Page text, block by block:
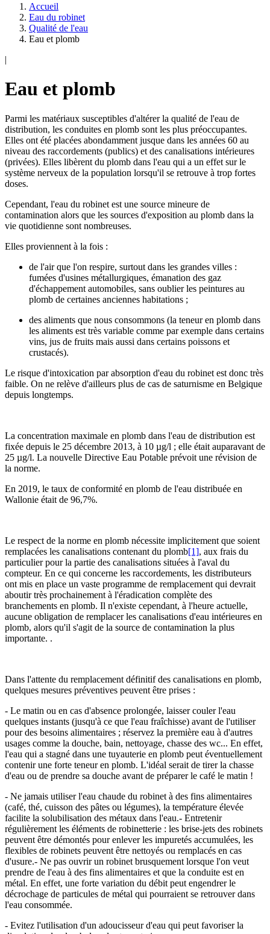
Accueil
Eau du robinet
Qualité de l'eau
Eau et plomb
|
Eau et plomb
Parmi les matériaux susceptibles d'altérer la qualité de l'eau de
distribution, les conduites en plomb sont les plus préoccupantes.
Elles ont été placées abondamment jusque dans les années 60 au
niveau des raccordements (publics) et des canalisations intérieures
(privées). Elles libèrent du plomb dans l'eau qui a un effet sur le
système nerveux de la population lorsqu'il se retrouve à trop fortes
doses.
Cependant, l'eau du robinet est une source mineure de
contamination alors que les sources d'exposition au plomb dans la
vie quotidienne sont nombreuses.
Elles proviennent à la fois :
de l'air que l'on respire, surtout dans les grandes villes :
fumées d'usines métallurgiques, émanation des gaz
d'échappement automobiles, sans oublier les peintures au
plomb de certaines anciennes habitations ;
des aliments que nous consommons (la teneur en plomb dans
les aliments est très variable comme par exemple dans certains
vins, jus de fruits mais aussi dans certains poissons et
crustacés).
Le risque d'intoxication par absorption d'eau du robinet est donc très
faible. On ne relève d'ailleurs plus de cas de saturnisme en Belgique
depuis longtemps.
La concentration maximale en plomb dans l'eau de distribution est
fixée depuis le 25 décembre 2013, à 10 µg/l ; elle était auparavant de
25 µg/l. La nouvelle Directive Eau Potable prévoit une révision de
la norme.
En 2019, le taux de conformité en plomb de l'eau distribuée en
Wallonie était de 96,7%.
Le respect de la norme en plomb nécessite implicitement que soient
remplacées les canalisations contenant du plomb[1], aux frais du
particulier pour la partie des canalisations situées à l'aval du
compteur. En ce qui concerne les raccordements, les distributeurs
ont mis en place un vaste programme de remplacement qui devrait
aboutir très prochainement à l'éradication complète des
branchements en plomb. Il n'existe cependant, à l'heure actuelle,
aucune obligation de remplacer les canalisations d'eau intérieures en
plomb, alors qu'il s'agit de la source de contamination la plus
importante. .
Dans l'attente du remplacement définitif des canalisations en plomb,
quelques mesures préventives peuvent être prises :
- Le matin ou en cas d'absence prolongée, laisser couler l'eau
quelques instants (jusqu'à ce que l'eau fraîchisse) avant de l'utiliser
pour des besoins alimentaires ; réservez la première eau à d'autres
usages comme la douche, bain, nettoyage, chasse des wc... En effet,
l'eau qui a stagné dans une tuyauterie en plomb peut éventuellement
contenir une forte teneur en plomb. L'idéal serait de tirer la chasse
d'eau ou de prendre sa douche avant de préparer le café le matin !
- Ne jamais utiliser l'eau chaude du robinet à des fins alimentaires
(café, thé, cuisson des pâtes ou légumes), la température élevée
facilite la solubilisation des métaux dans l'eau.- Entretenir
régulièrement les éléments de robinetterie : les brise-jets des robinets
peuvent être démontés pour enlever les impuretés accumulées, les
flexibles de robinets peuvent être nettoyés ou remplacés en cas
d'usure.- Ne pas ouvrir un robinet brusquement lorsque l'on veut
prendre de l'eau à des fins alimentaires et que la conduite est en
métal. En effet, une forte variation du débit peut engendrer le
décrochage de particules de métal qui pourraient se retrouver dans
l'eau consommée.
- Evitez l'utilisation d'un adoucisseur d'eau qui peut favoriser la